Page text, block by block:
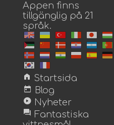
Appen finns
tillgänglig på 21
språk.
home Startsida
today Blog
play_circle Nyheter
forum Fantastiska